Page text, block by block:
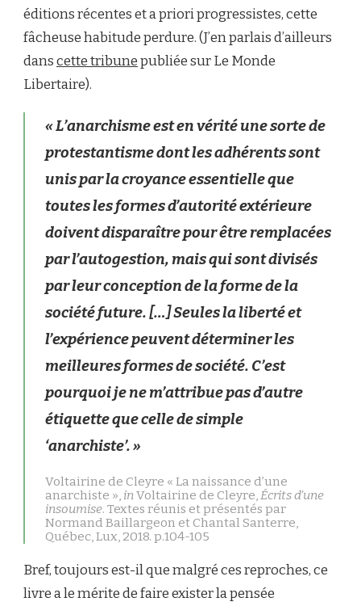
éditions récentes et a priori progressistes, cette
fâcheuse habitude perdure. (J’en parlais d’ailleurs
danscette tribunepubliée sur Le Monde
Libertaire).
« L’anarchisme est en vérité une sorte de
protestantisme dont les adhérents sont
unis par la croyance essentielle que
toutes les formes d’autorité extérieure
doivent disparaître pour être remplacées
par l’autogestion, mais qui sont divisés
par leur conception de la forme de la
société future. […] Seules la liberté et
l’expérience peuvent déterminer les
meilleures formes de société. C’est
pourquoi je ne m’attribue pas d’autre
étiquette que celle de simple
‘anarchiste’. »
Voltairine de Cleyre « La naissance d’une
anarchiste », in Voltairine de Cleyre, Écrits d’une
insoumise. Textes réunis et présentés par
Normand Baillargeon et Chantal Santerre,
Québec, Lux, 2018. p.104-105
Bref, toujours est-il que malgré ces reproches, ce
livre a le mérite de faire exister la pensée